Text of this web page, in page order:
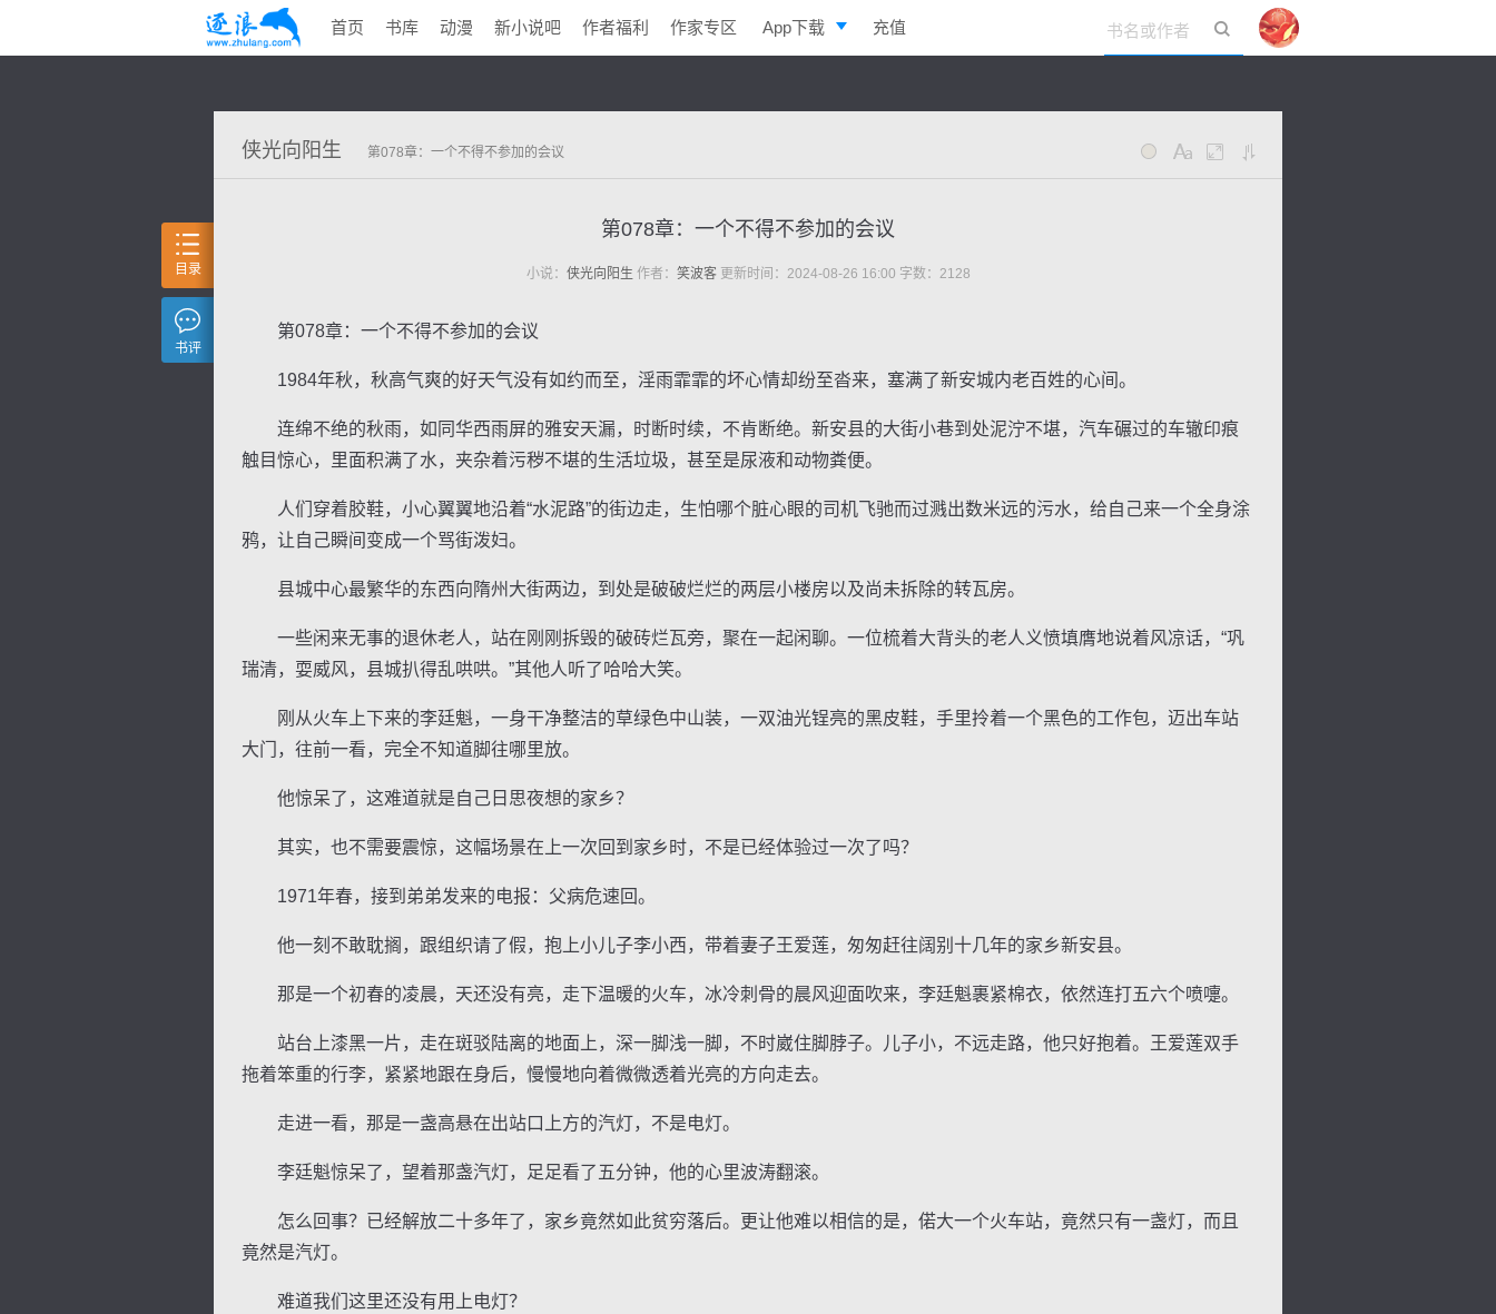
逐浪小说
首页 书库 动漫 新小说吧 作者福利 作家专区 App下载 充值
侠光向阳生 第078章：一个不得不参加的会议
第078章：一个不得不参加的会议
小说： 侠光向阳生 作者： 笑波客更新时间：2024-08-26 16:00 字数：2128
第078章：一个不得不参加的会议
1984年秋，秋高气爽的好天气没有如约而至，淫雨霏霏的坏心情却纷至沓来，塞满了新安城内老百姓的心间。
连绵不绝的秋雨，如同华西雨屏的雅安天漏，时断时续，不肯断绝。新安县的大街小巷到处泥泞不堪，汽车碾过的车辙印痕
触目惊心，里面积满了水，夹杂着污秽不堪的生活垃圾，甚至是尿液和动物粪便。
人们穿着胶鞋，小心翼翼地沿着“水泥路”的街边走，生怕哪个脏心眼的司机飞驰而过溅出数米远的污水，给自己来一个全身涂
鸦，让自己瞬间变成一个骂街泼妇。
县城中心最繁华的东西向隋州大街两边，到处是破破烂烂的两层小楼房以及尚未拆除的转瓦房。
一些闲来无事的退休老人，站在刚刚拆毁的破砖烂瓦旁，聚在一起闲聊。一位梳着大背头的老人义愤填膺地说着风凉话，“巩
瑞清，耍威风，县城扒得乱哄哄。”其他人听了哈哈大笑。
刚从火车上下来的李廷魁，一身干净整洁的草绿色中山装，一双油光锃亮的黑皮鞋，手里拎着一个黑色的工作包，迈出车站
大门，往前一看，完全不知道脚往哪里放。
他惊呆了，这难道就是自己日思夜想的家乡？
其实，也不需要震惊，这幅场景在上一次回到家乡时，不是已经体验过一次了吗？
1971年春，接到弟弟发来的电报：父病危速回。
他一刻不敢耽搁，跟组织请了假，抱上小儿子李小西，带着妻子王爱莲，匆匆赶往阔别十几年的家乡新安县。
那是一个初春的凌晨，天还没有亮，走下温暖的火车，冰冷刺骨的晨风迎面吹来，李廷魁裹紧棉衣，依然连打五六个喷嚏。
站台上漆黑一片，走在斑驳陆离的地面上，深一脚浅一脚，不时崴住脚脖子。儿子小，不远走路，他只好抱着。王爱莲双手
拖着笨重的行李，紧紧地跟在身后，慢慢地向着微微透着光亮的方向走去。
走进一看，那是一盏高悬在出站口上方的汽灯，不是电灯。
李廷魁惊呆了，望着那盏汽灯，足足看了五分钟，他的心里波涛翻滚。
怎么回事？已经解放二十多年了，家乡竟然如此贫穷落后。更让他难以相信的是，偌大一个火车站，竟然只有一盏灯，而且
竟然是汽灯。
难道我们这里还没有用上电灯？
目录
书评